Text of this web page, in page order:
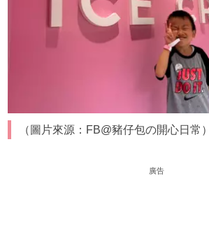
（圖片來源：FB@豬仔包の開心日常）
廣告